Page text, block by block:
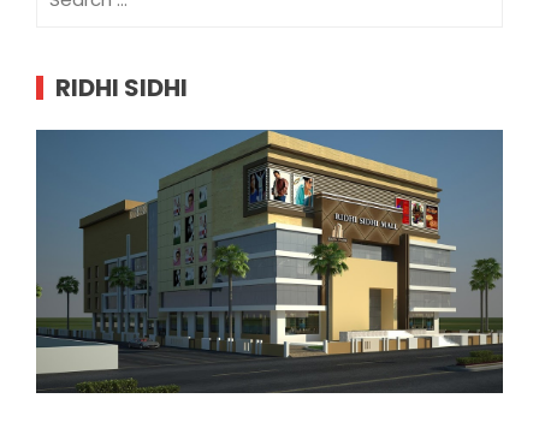
for:
RIDHI SIDHI